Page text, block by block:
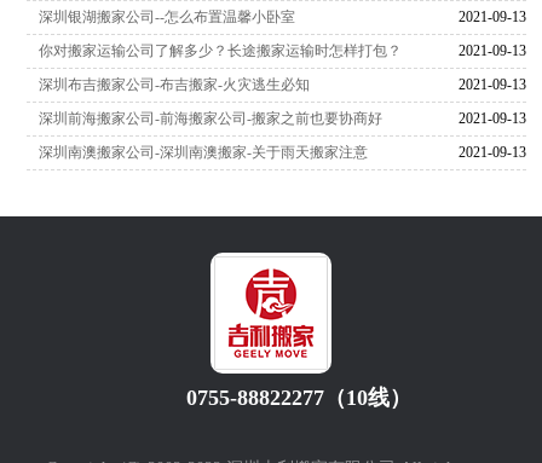
2021-09-13
深圳银湖搬家公司--怎么布置温馨小卧室
2021-09-13
你对搬家运输公司了解多少？长途搬家运输时怎样打包？
2021-09-13
深圳布吉搬家公司-布吉搬家-火灾逃生必知
2021-09-13
深圳前海搬家公司-前海搬家公司-搬家之前也要协商好
2021-09-13
深圳南澳搬家公司-深圳南澳搬家-关于雨天搬家注意
0755-88822277（10线）